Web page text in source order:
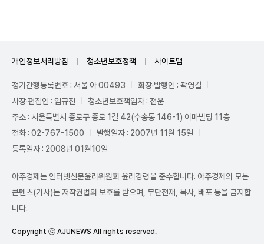
개인정보처리방침 청소년보호정책 사이트맵
정기간행등록번호 : 서울 아 00493
회장·발행인 : 곽영길
사장·편집인 : 임규진
청소년보호책임자 : 전운
주소 : 서울특별시 종로구 종로 1길 42(수송동 146-1) 이마빌딩 11층
전화 : 02-767-1500
발행일자 : 2007년 11월 15일
등록일자 : 2008년 01월10일
아주경제는 인터넷신문윤리위원회 윤리강령을 준수합니다. 아주경제의 모든
콘텐츠(기사)는 저작권법의 보호를 받으며, 무단전재, 복사, 배포 등을 금지합
니다.
Copyright ⓒ AJUNEWS All rights reserved.